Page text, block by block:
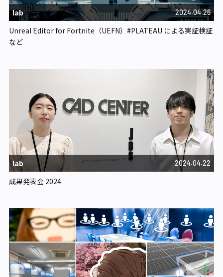
lab 2024.04.26
Unreal Editor for Fortnite（UEFN）#PLATEAU による実証検証
など
lab 2024.04.22
成果発表会 2024